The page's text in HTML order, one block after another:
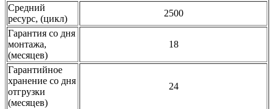
Средний
ресурс, (цикл)
2500
Гарантия со дня
монтажа,
(месяцев)
18
Гарантийное
хранение со дня
отгрузки
(месяцев)
24